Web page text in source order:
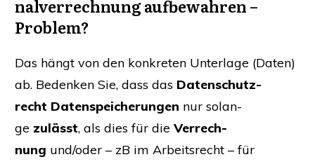
nal­ver­rech­nung auf­be­wah­ren –
Problem?
Das hängt von den kon­kre­ten Unter­la­ge (Daten)
ab. Beden­ken Sie, dass das Daten­schutz­
recht Daten­spei­che­run­gen nur solan­
ge zulässt, als dies für die Ver­rech­
nung und/oder – zB im Arbeits­recht – für